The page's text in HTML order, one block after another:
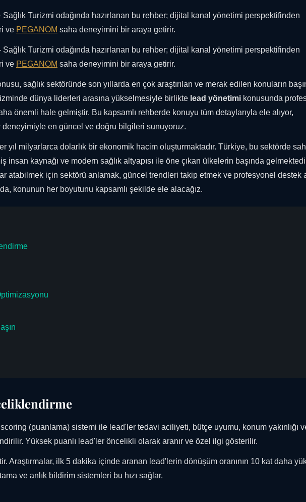
Turizmi odağında hazırlanan bu rehber; dijital kanal yönetimi perspektifinden
ve PEGANOM saha deneyimini bir araya getirir.
Turizmi odağında hazırlanan bu rehber; dijital kanal yönetimi perspektifinden
ve PEGANOM saha deneyimini bir araya getirir.
sağlık sektöründe son yıllarda en çok araştırılan ve merak edilen konuların
dünya liderleri arasına yükselmesiyle birlikte lead yönetimi konusunda
önemli hale gelmiştir. Bu kapsamlı rehberde konuyu tüm detaylarıyla ele alıyor,
deneyimiyle en güncel ve doğru bilgileri sunuyoruz.
yıl milyarlarca dolarlık bir ekonomik hacim oluşturmaktadır. Türkiye, bu sektörde
insan kaynağı ve modern sağlık altyapısı ile öne çıkan ülkelerin başında
atabilmek için sektörü anlamak, güncel trendleri takip etmek ve profesyonel destek
konunun her boyutunu kapsamlı şekilde ele alacağız.
(puanlama) sistemi ile lead'ler tedavi aciliyeti, bütçe uyumu, konum yakınlığı
Yüksek puanlı lead'ler öncelikli olarak aranır ve özel ilgi gösterilir.
Araştırmalar, ilk 5 dakika içinde aranan lead'lerin dönüşüm oranının 10 kat daha
ve anlık bildirim sistemleri bu hızı sağlar.